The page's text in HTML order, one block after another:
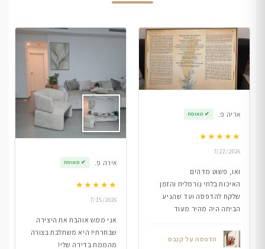
אריה פ. ✔ מאומת
★★★★★
7/22/2026
ואו, פשוט מדהים
האיכות בלתי נורמלית והזמן
שלקח להדפסה ועד שהגיע
הביתה היה מהיר מעוד
הדפסה על קנבס
אירה פ. ✔ מאומת
★★★★★
7/15/2026
אני ממש אוהבת את היצירה
שבחרתי! היא משתלבת בצורה
מהממת בדירה שלי!